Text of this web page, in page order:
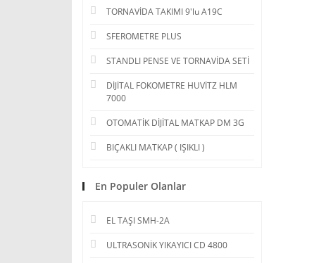
TORNAVİDA TAKIMI 9'lu A19C
SFEROMETRE PLUS
STANDLI PENSE VE TORNAVİDA SETİ
DİJİTAL FOKOMETRE HUVİTZ HLM
7000
OTOMATİK DİJİTAL MATKAP DM 3G
BIÇAKLI MATKAP ( IŞIKLI )
En Populer Olanlar
EL TAŞI SMH-2A
ULTRASONİK YIKAYICI CD 4800